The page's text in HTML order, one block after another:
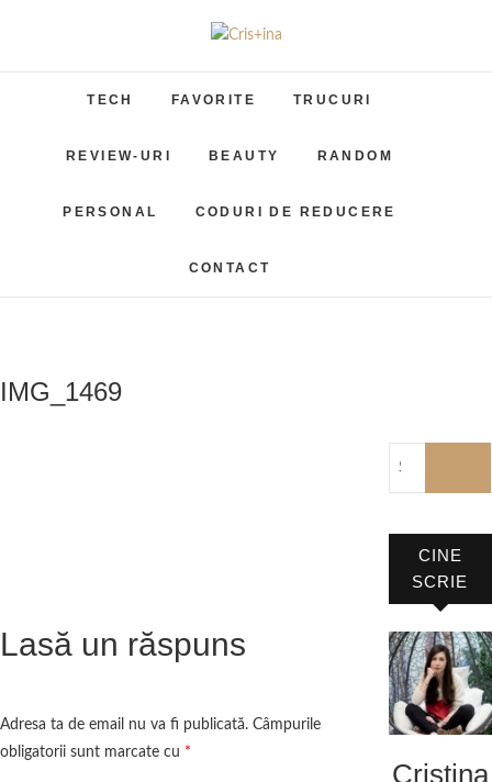
Cris+ina
TECH FAVORITE TRUCURI
REVIEW-URI BEAUTY RANDOM
PERSONAL CODURI DE REDUCERE
CONTACT
IMG_1469
Lasă un răspuns
Adresa ta de email nu va fi publicată. Câmpurile
obligatorii sunt marcate cu *
CINE
SCRIE
Cristina